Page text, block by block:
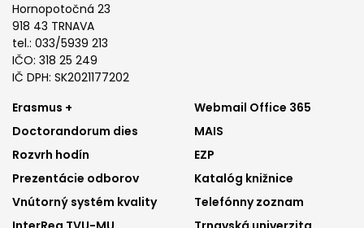
Hornopotočná 23
918 43 TRNAVA
tel.: 033/5939 213
IČO: 318 25 249
IČ DPH: SK2021177202
Footer
menu
1
Erasmus +
Doctorandorum dies
Rozvrh hodín
Prezentácie odborov
Vnútorný systém kvality
Footer
menu
2
Webmail Office 365
MAIS
EZP
Katalóg knižnice
Telefónny zoznam